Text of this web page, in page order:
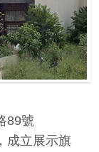
89號
成立展示旗